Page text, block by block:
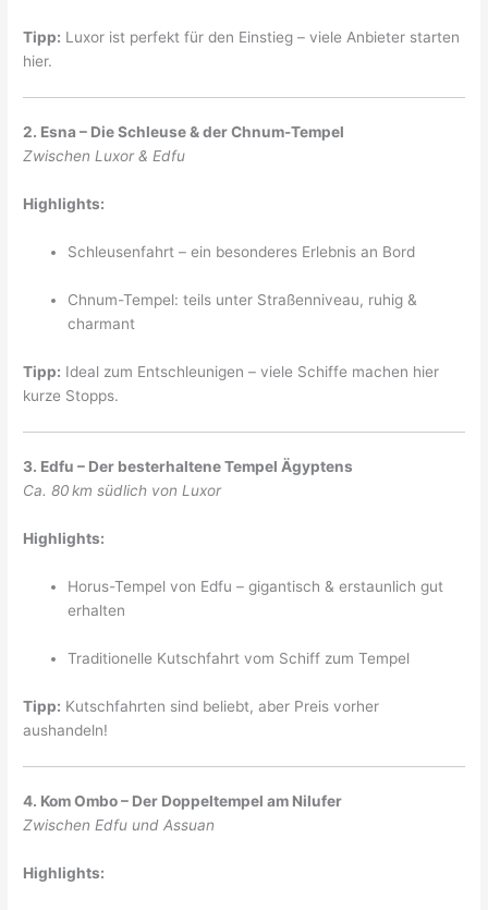
Tipp: Luxor ist perfekt für den Einstieg – viele Anbieter starten
hier.
2. Esna – Die Schleuse & der Chnum-Tempel
Zwischen Luxor & Edfu
Highlights:
Schleusenfahrt – ein besonderes Erlebnis an Bord
Chnum-Tempel: teils unter Straßenniveau, ruhig &
charmant
Tipp: Ideal zum Entschleunigen – viele Schiffe machen hier
kurze Stopps.
3. Edfu – Der besterhaltene Tempel Ägyptens
Ca. 80 km südlich von Luxor
Highlights:
Horus-Tempel von Edfu – gigantisch & erstaunlich gut
erhalten
Traditionelle Kutschfahrt vom Schiff zum Tempel
Tipp: Kutschfahrten sind beliebt, aber Preis vorher
aushandeln!
4. Kom Ombo – Der Doppeltempel am Nilufer
Zwischen Edfu und Assuan
Highlights: